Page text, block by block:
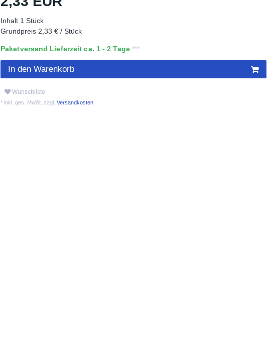
Inhalt 1 Stück
Grundpreis 2,33 € / Stück
Paketversand Lieferzeit ca. 1 - 2 Tage
In den Warenkorb
Wunschliste
* inkl. ges. MwSt. zzgl. Versandkosten